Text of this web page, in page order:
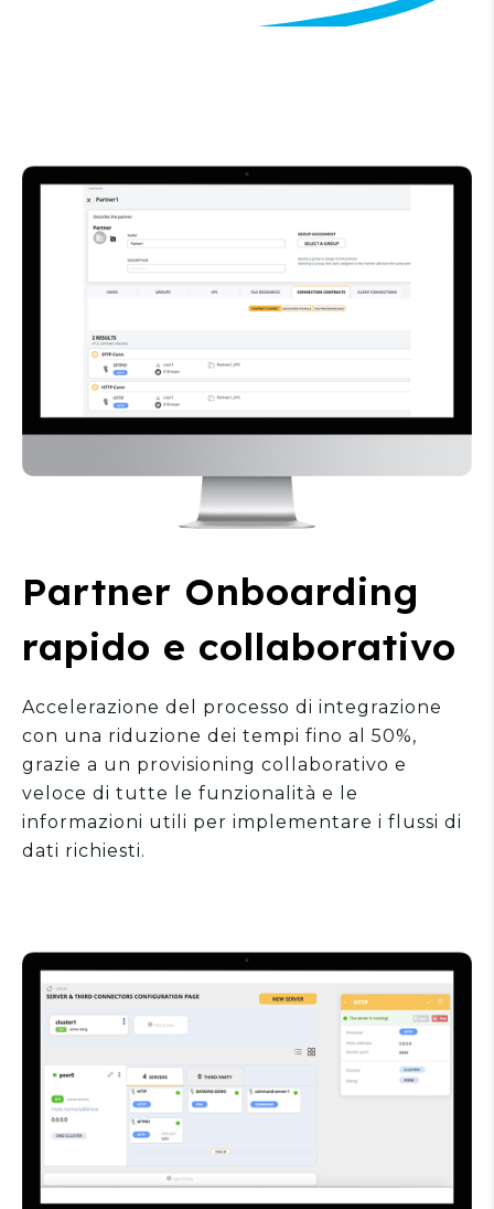
Partner Onboarding
rapido e collaborativo
Accelerazione del processo di integrazione
con una riduzione dei tempi fino al 50%,
grazie a un provisioning collaborativo e
veloce di tutte le funzionalità e le
informazioni utili per implementare i flussi di
dati richiesti.